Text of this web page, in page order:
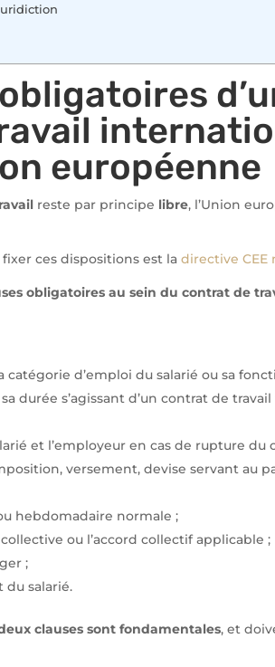
européenne
reste par principe libre, l’Union
ces dispositions est la directive CEE
obligatoires au sein du contrat de
catégorie d’emploi du salarié ou sa
durée s’agissant d’un contrat de
et l’employeur en cas de rupture du
versement, devise servant au
hebdomadaire normale ;
ou l’accord collectif applicable ;
;
salarié.
clauses sont fondamentales, et